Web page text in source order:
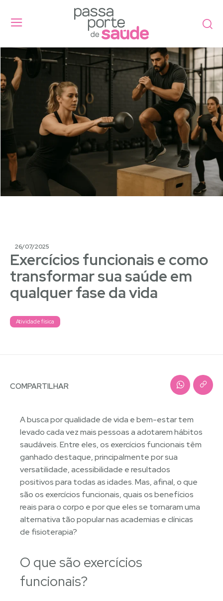
26/07/2025
Exercícios funcionais e como
transformar sua saúde em
qualquer fase da vida
Atividade física
COMPARTILHAR
A busca por qualidade de vida e bem-estar tem
levado cada vez mais pessoas a adotarem hábitos
saudáveis. Entre eles, os exercícios funcionais têm
ganhado destaque, principalmente por sua
versatilidade, acessibilidade e resultados
positivos para todas as idades. Mas, afinal, o que
são os exercícios funcionais, quais os benefícios
reais para o corpo e por que eles se tornaram uma
alternativa tão popular nas academias e clínicas
de fisioterapia?
O que são exercícios
funcionais?